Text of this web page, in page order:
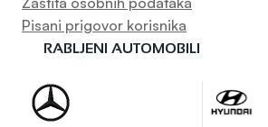
Pisani prigovor korisnika
RABLJENI AUTOMOBILI